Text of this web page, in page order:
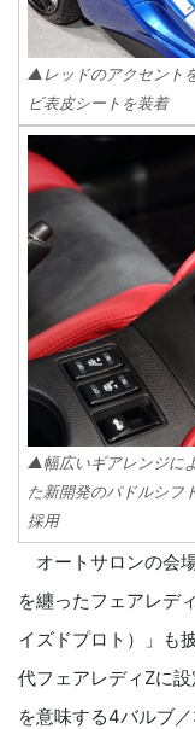
▲レッドのアクセント
ビ表皮シートを装着
▲幅広いギアレンジに
た新開発のパドルシフ
採用
オートサロンの会
を纏ったフェアレデ
イズドプロト）」も
代フェアレディZに
を意味する4バルブ